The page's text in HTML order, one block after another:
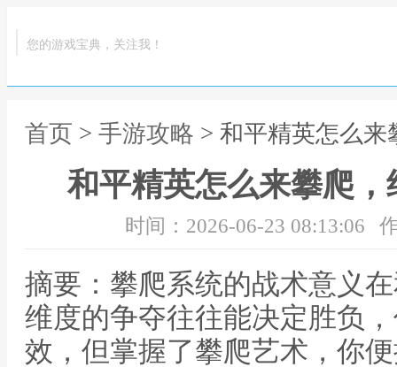
您的游戏宝典，关注我！
首页 > 手游攻略 > 和平精英怎么
和平精英怎么来攀爬
时间：2026-06-23 08:13:06
摘要：攀爬系统的战术意义
维度的争夺往往能决定胜负
效，但掌握了攀爬艺术，你